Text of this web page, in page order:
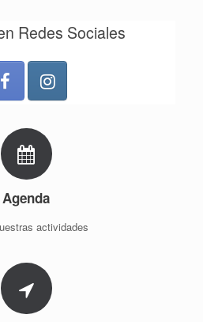
Redes Sociales
Agenda
actividades